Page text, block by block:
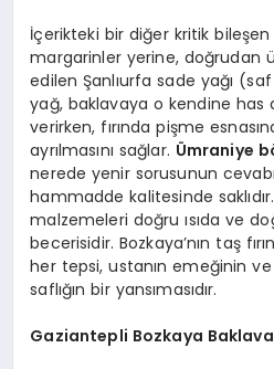
İçerikteki bir diğer kritik bileşen
margarinler yerine, doğrudan
edilen Şanlıurfa sade yağı (saf
yağ, baklavaya o kendine has
verirken, fırında pişme
ayrılmasını sağlar. Ümraniye
nerede yenir sorusunun
hammadde kalitesinde
malzemeleri doğru ısıda ve
becerisidir. Bozkaya’nın taş
her tepsi, ustanın emeğinin
saflığın bir yansımasıdır.
Gaziantepli Bozkaya Baklava